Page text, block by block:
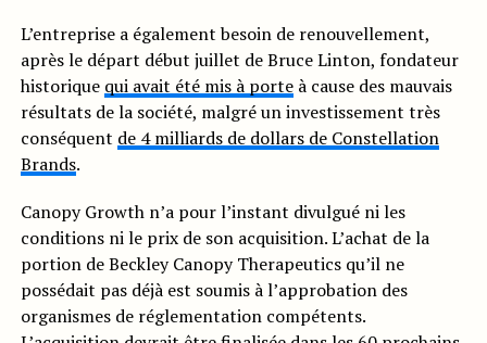
L’entreprise a également besoin de renouvellement,
après le départ début juillet de Bruce Linton, fondateur
historique qui avait été mis à porteà cause des mauvais
résultats de la société, malgré un investissement très
conséquent de 4 milliards de dollars de Constellation
Brands.
Canopy Growth n’a pour l’instant divulgué ni les
conditions ni le prix de son acquisition. L’achat de la
portion de Beckley Canopy Therapeutics qu’il ne
possédait pas déjà est soumis à l’approbation des
organismes de réglementation compétents.